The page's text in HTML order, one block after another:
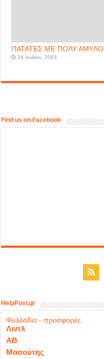
ΠΑΤΑΤΕΣ ΜΕ ΠΟΛΥ ΑΜΥΛΟ
24 Ιουλίου, 2003
Find us on Facebook
HelpPost.gr
Φυλλάδια - προσφορές
Λιντλ
ΑΒ
Μασούτης